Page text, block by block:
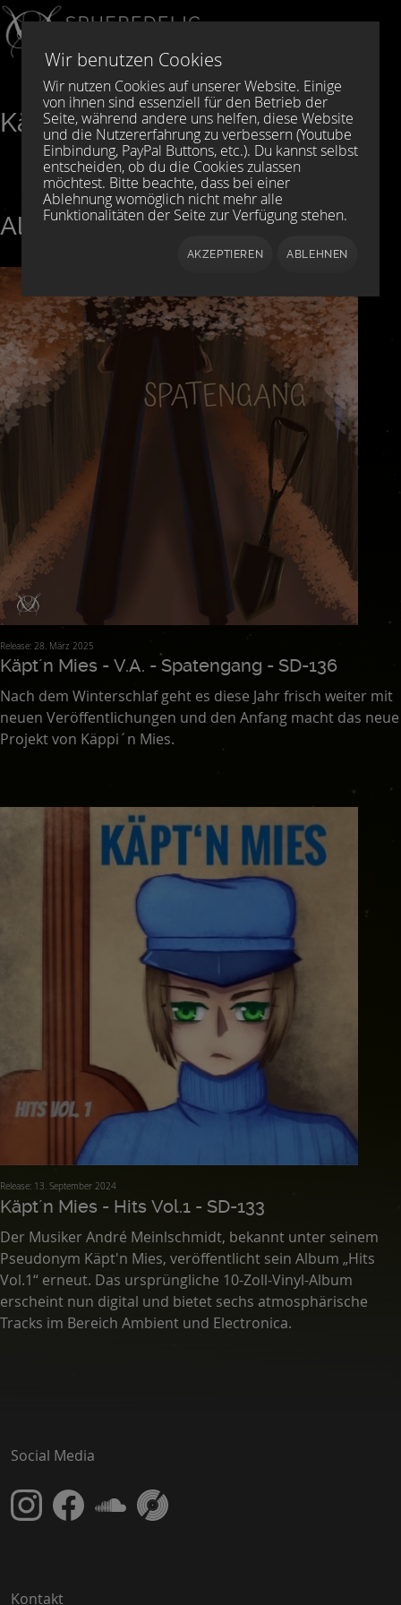
Sprache auswählen
Käpt´n Mies
Alle Alben von Käpt´n Mies
Release: 28. März 2025
Käpt´n Mies - V.A. - Spatengang - SD-136
Nach dem Winterschlaf geht es diese Jahr frisch weiter mit
neuen Veröffentlichungen und den Anfang macht das neue
Projekt von Käppi´n Mies.
Release: 13. September 2024
Käpt´n Mies - Hits Vol.1 - SD-133
Der Musiker André Meinlschmidt, bekannt unter seinem
Pseudonym Käpt'n Mies, veröffentlicht sein Album „Hits
Vol.1“ erneut. Das ursprüngliche 10-Zoll-Vinyl-Album
erscheint nun digital und bietet sechs atmosphärische
Tracks im Bereich Ambient und Electronica.
Social Media
Kontakt
Wir benutzen Cookies
Wir nutzen Cookies auf unserer Website. Einige
von ihnen sind essenziell für den Betrieb der
Seite, während andere uns helfen, diese Website
und die Nutzererfahrung zu verbessern (Youtube
Einbindung, PayPal Buttons, etc.). Du kannst selbst
entscheiden, ob du die Cookies zulassen
möchtest. Bitte beachte, dass bei einer
Ablehnung womöglich nicht mehr alle
Funktionalitäten der Seite zur Verfügung stehen.
AKZEPTIEREN ABLEHNEN